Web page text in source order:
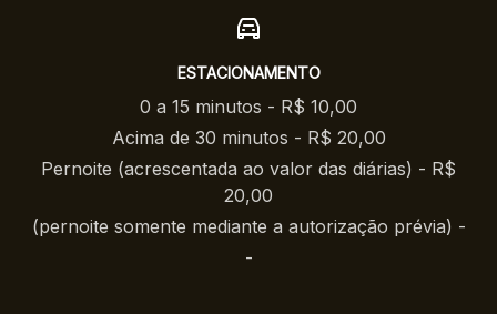
ESTACIONAMENTO
0 a 15 minutos - R$ 10,00
Acima de 30 minutos - R$ 20,00
Pernoite (acrescentada ao valor das diárias) - R$
20,00
(pernoite somente mediante a autorização prévia) -
-